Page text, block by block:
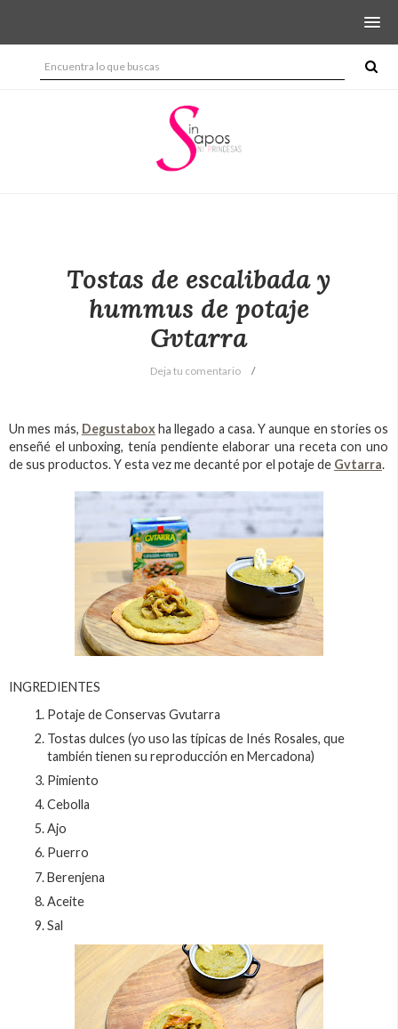
Tostas de escalibada y
hummus de potaje
Gvtarra
Deja tu comentario
Un mes más, Degustaboxha llegado a casa. Y aunque en stories os
enseñé el unboxing, tenía pendiente elaborar una receta con uno
de sus productos. Y esta vez me decanté por el potaje de Gvtarra.
INGREDIENTES
Potaje de Conservas Gvutarra
Tostas dulces (yo uso las típicas de Inés Rosales, que
también tienen su reproducción en Mercadona)
Pimiento
Cebolla
Ajo
Puerro
Berenjena
Aceite
Sal